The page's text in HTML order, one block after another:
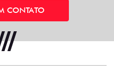
CONTATO